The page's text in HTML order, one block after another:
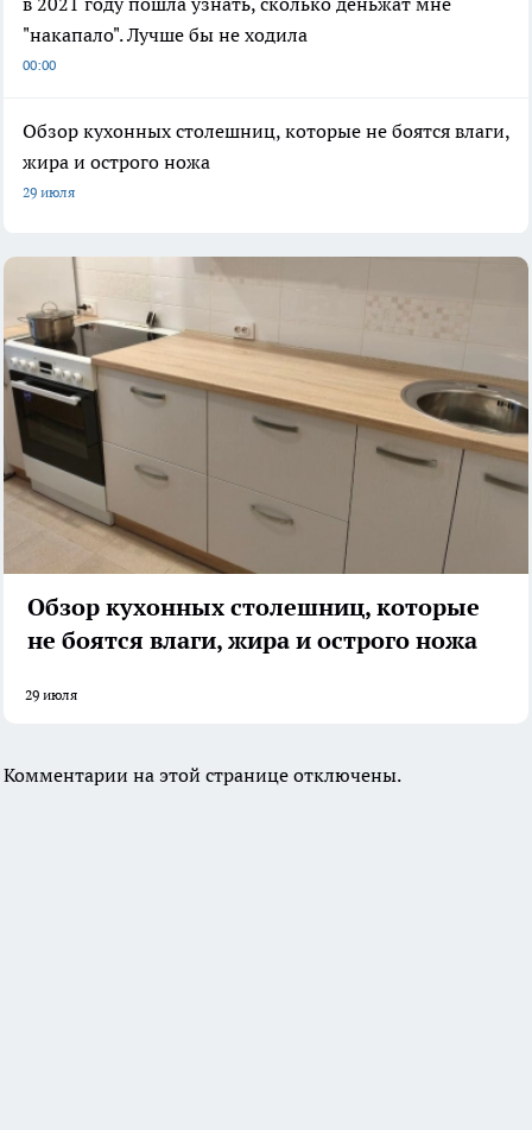
"накапало". Лучше бы не ходила
00:00
Обзор кухонных столешниц, которые не боятся влаги,
жира и острого ножа
29 июля
Обзор кухонных столешниц, которые
не боятся влаги, жира и острого ножа
29 июля
Комментарии на этой странице отключены.